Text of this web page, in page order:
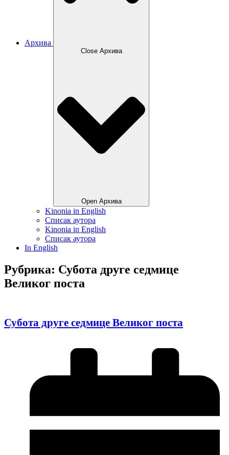
Архива
Close Архива
Open Архива
Kinonia in English
Списак аутора
Kinonia in English
Списак аутора
In English
Рубрика: Субота друге седмице
Великог поста
Субота друге седмице Великог поста